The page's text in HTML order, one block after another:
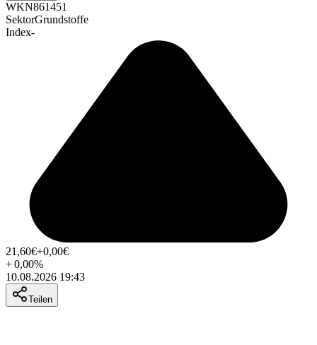
WKN861451
SektorGrundstoffe
Index-
21,60€+0,00€
+0,00%
10.08.2026 19:43
Teilen